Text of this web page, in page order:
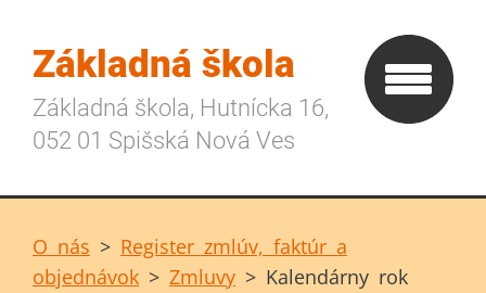
Základná škola
Základná škola, Hutnícka 16,
052 01 Spišská Nová Ves
O nás > Register zmlúv, faktúr a
objednávok > Zmluvy > Kalendárny rok